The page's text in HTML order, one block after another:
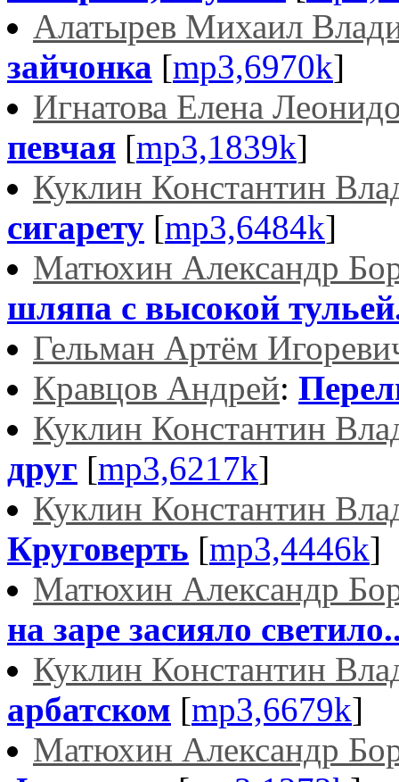
Алатырев Михаил
зайчонка [mp3,6970k]
Игнатова Елена
певчая [mp3,1839k]
Куклин Константин
сигарету [mp3,6484k]
Матюхин Александр
шляпа с высокой
Гельман Артём
Кравцов Андрей:
Куклин Константин
друг [mp3,6217k]
Куклин Константин
Круговерть [mp3,4446k]
Матюхин Александр
на заре засияло
Куклин Константин
арбатском [mp3,6679k]
Матюхин Александр